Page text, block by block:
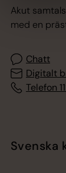
Akut
med en
Chatt
Digitalt
Telefon
Svenska